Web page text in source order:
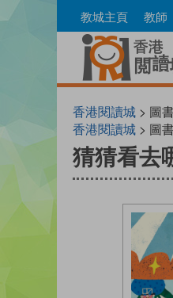
to
教城主頁 教師
香港閱讀城 > 圖
香港閱讀城 > 圖
猜猜看去